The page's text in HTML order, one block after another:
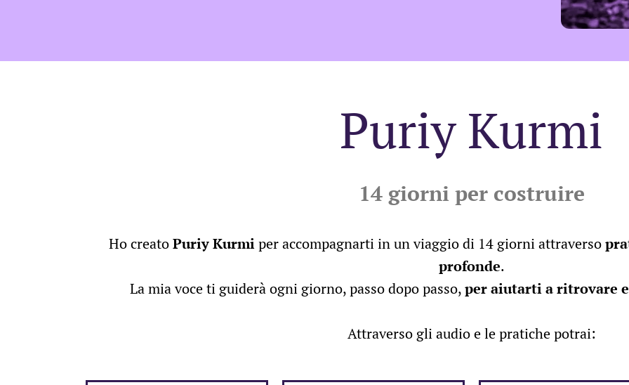
Puriy Kurmi
14 giorni per costruire
Ho creatoPuriy Kurmiper accompagnarti in un viaggio di 14 giorni attraverso
profonde.
La mia voce ti guiderà ogni giorno, passo dopo passo,per aiutarti a ritrovare
Attraverso gli audio e le pratiche potrai: